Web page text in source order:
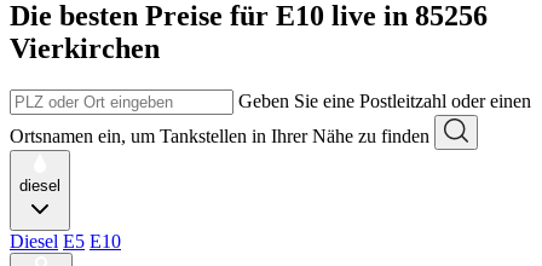
Die besten Preise für E10 live in 85256
Vierkirchen
Geben Sie eine Postleitzahl oder einen
Ortsnamen ein, um Tankstellen in Ihrer Nähe zu finden
diesel
Diesel E5 E10